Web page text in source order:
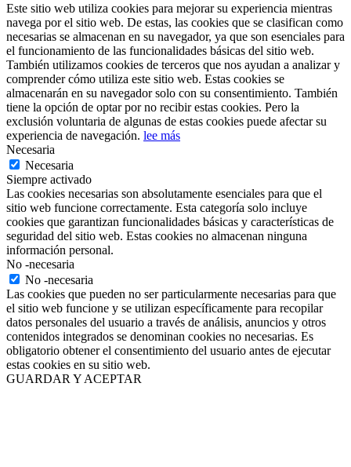
Este sitio web utiliza cookies para mejorar su experiencia mientras
navega por el sitio web. De estas, las cookies que se clasifican como
necesarias se almacenan en su navegador, ya que son esenciales para
el funcionamiento de las funcionalidades básicas del sitio web.
También utilizamos cookies de terceros que nos ayudan a analizar y
comprender cómo utiliza este sitio web. Estas cookies se
almacenarán en su navegador solo con su consentimiento. También
tiene la opción de optar por no recibir estas cookies. Pero la
exclusión voluntaria de algunas de estas cookies puede afectar su
experiencia de navegación. lee más
Necesaria
Necesaria
Siempre activado
Las cookies necesarias son absolutamente esenciales para que el
sitio web funcione correctamente. Esta categoría solo incluye
cookies que garantizan funcionalidades básicas y características de
seguridad del sitio web. Estas cookies no almacenan ninguna
información personal.
No -necesaria
No -necesaria
Las cookies que pueden no ser particularmente necesarias para que
el sitio web funcione y se utilizan específicamente para recopilar
datos personales del usuario a través de análisis, anuncios y otros
contenidos integrados se denominan cookies no necesarias. Es
obligatorio obtener el consentimiento del usuario antes de ejecutar
estas cookies en su sitio web.
GUARDAR Y ACEPTAR